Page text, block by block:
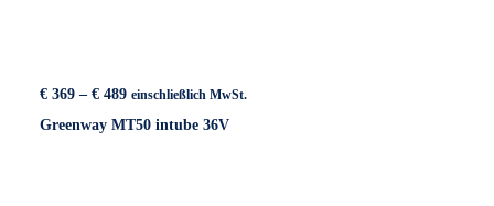
€ 369 – € 489Preisspanne:
bis
einschließlich MwSt.
Greenway MT50 intube 36V